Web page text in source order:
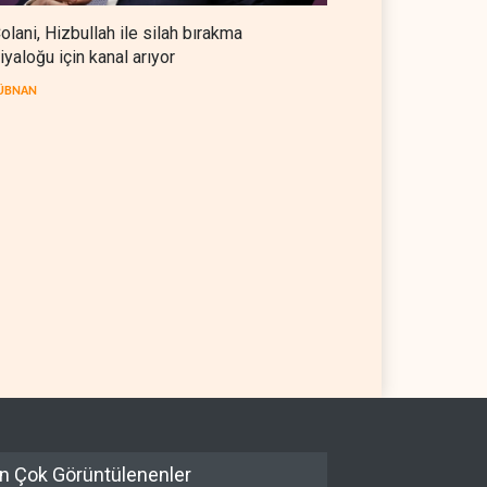
Hizbullah ile silah bırakma
için kanal arıyor
Çok Görüntülenenler